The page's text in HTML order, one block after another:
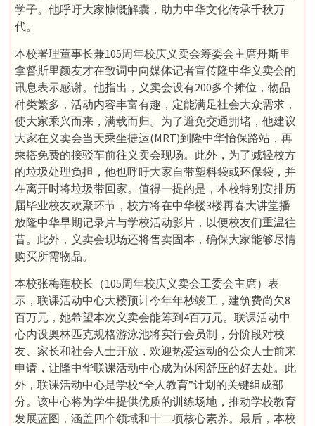
学子。他呼吁大家慷慨解囊，助力中华文化传承千秋万
代。
本校署理董事长兼105周年校庆义卖会筹委会主席丹斯里
拿督斯里颜友才在致词中向媒体记者宣传隆中华义卖会的
讯息表示感谢。他指出，义卖会设有200多个摊位，物品
种类繁多，活动内容丰富有趣，定能满足社会大众需求，
使大家乘兴而来，满载而归。为了避免交通拥堵，他建议
大家在义卖会当天乘坐捷运(MRT)到隆中华怡保路站，再
乘搭免费的接驳车前往义卖会现场。此外，为了减轻校方
的垃圾处理负担，他也呼吁大家自带塑料袋或环保袋，并
在离开时将垃圾带回家。值得一提的是，本校特别安排历
届毕业校友欢聚环节，校方将在中华楼3楼再春大讲堂播
放隆中华早期记录片与学校活动影片，以便校友们重温往
昔。此外，义卖会现场还将售卖固本，确保大家能够尽情
购买所需物品。
本校张梅莲校长（105周年校庆义卖会工委会主席）表
示，联课活动中心大楼预计今年年杪竣工，建筑费尚欠8
百万元，她希望本次义卖会能筹到4百万元。联课活动中
心内设奥林匹克规格游泳池将实行会员制，分阶段对校
友、家长和社会人士开放，欢迎热爱运动的公众人士前来
申请，让隆中华联课活动中心成为休闲舒压的好去处。此
外，联课活动中心是学校“全人教育”计划的关键组成部
分。该中心将为学生提供优质的训练场地，推动学校教育
发展蓝图，涵盖四个领域和十二项核心素养。最后，本校